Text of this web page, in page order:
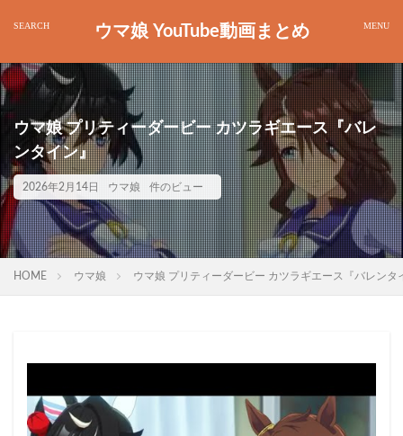
ウマ娘 YouTube動画まとめ
ウマ娘 プリティーダービー カツラギエース『バレ
ンタイン』
2026年2月14日 ウマ娘 件のビュー
HOME ウマ娘 ウマ娘 プリティーダービー カツラギエース『バレンタ